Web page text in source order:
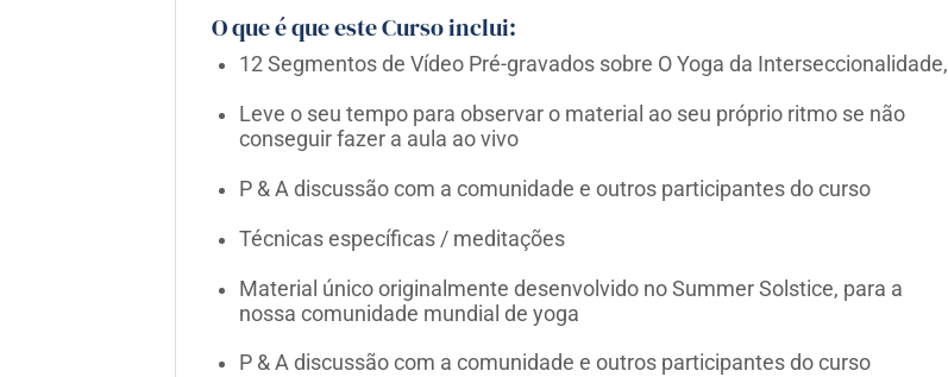
O que é que este Curso inclui:
12 Segmentos de Vídeo Pré-gravados sobre O Yoga da Interseccionalidade,
Leve o seu tempo para observar o material ao seu próprio ritmo se não
conseguir fazer a aula ao vivo
P & A discussão com a comunidade e outros participantes do curso
Técnicas específicas / meditações
Material único originalmente desenvolvido no Summer Solstice, para a
nossa comunidade mundial de yoga
P & A discussão com a comunidade e outros participantes do curso